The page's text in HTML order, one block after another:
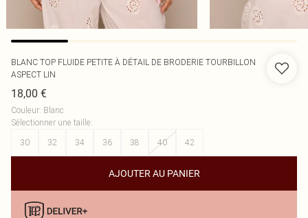
BLANC TOP FLUIDE PETITE À DÉTAIL DE BRODERIE TOURBILLON
ASPECT LIN
18,00 €
Couleur: Blanc
Sélectionner une taille:
30
32 34 36 38 40 42
AJOUTER AU PANIER